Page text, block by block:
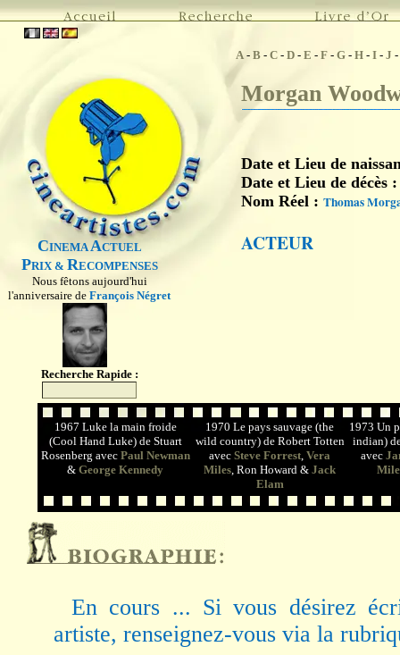
CINEMAACTUEL
PRIX & RECOMPENSES
Nous fêtons aujourd'hui
l'anniversaire de François Négret
Recherche Rapide :
A- B - C - D - E - F - G - H - I - J -
Morgan
Date et Lieu de
Date et Lieu de décès
Nom Réel : Thomas
ACTEUR
1967 Luke la main froide
(Cool Hand Luke) de Stuart
Rosenberg avec Paul Newman
& George Kennedy
1970 Le pays sauvage (the
wild country) de Robert Totten
avec Steve Forrest, Vera
Miles, Ron Howard & Jack
Elam
1973 Un
indian)
avec
En cours ... Si vous désirez
artiste, renseignez-vous via la